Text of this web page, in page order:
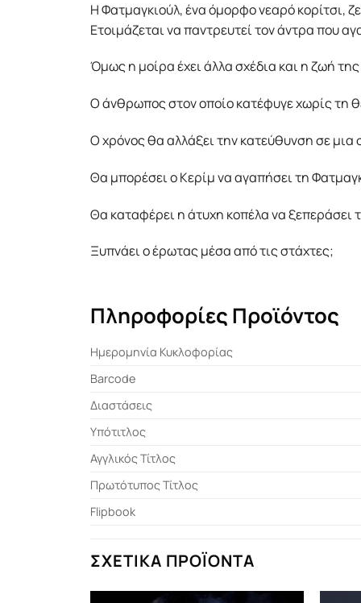
Η Φατμαγκιούλ, ένα όμορφο νεαρό κορίτσι,
Ετοιμάζεται να παντρευτεί τον άντρα που
Όμως η μοίρα έχει άλλα σχέδια και η ζωή
Ο άνθρωπος στον οποίο κατέφυγε χωρίς τη
Ο χρόνος θα αλλάξει την κατεύθυνση σε μια
Θα μπορέσει ο Κερίμ να αγαπήσει τη
Θα καταφέρει η άτυχη κοπέλα να ξεπεράσει
Ξυπνάει ο έρωτας μέσα από τις στάχτες;
Πληροφορίες Προϊόντος
Ημερομηνία Κυκλοφορίας
Barcode
Διαστάσεις
Υπότιτλος
Αγγλικός Τίτλος
Πρωτότυπος Τίτλος
Flipbook
ΣΧΕΤΙΚΆ ΠΡΟΪΌΝΤΑ